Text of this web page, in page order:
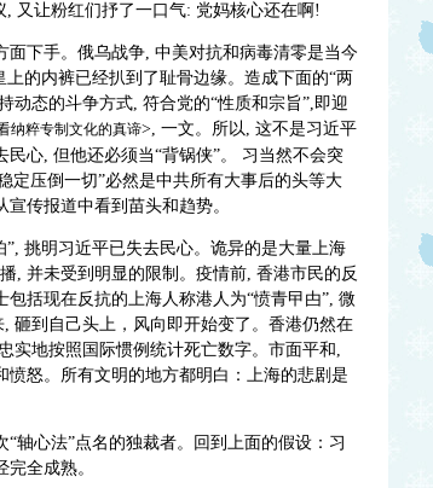
又让粉红们抒了一口气: 党妈核心还在啊!
下手。俄乌战争, 中美对抗和病毒清零是当今
的内裤已经扒到了耻骨边缘。造成下面的“两
动态的斗争方式, 符合党的“性质和宗旨”,即迎
纳粹专制文化的真谛>, 一文。所以, 这不是习近平
心, 但他还必须当“背锅侠”。 习当然不会突
定压倒一切”必然是中共所有大事后的头等大
传报道中看到苗头和趋势。
挑明习近平已失去民心。诡异的是大量上海
, 并未受到明显的限制。疫情前, 香港市民的反
括现在反抗的上海人称港人为“愤青曱甴”, 微
砸到自己头上，风向即开始变了。香港仍然在
实地按照国际惯例统计死亡数字。市面平和,
怒。所有文明的地方都明白：上海的悲剧是
轴心法”点名的独裁者。回到上面的假设：习
全成熟。